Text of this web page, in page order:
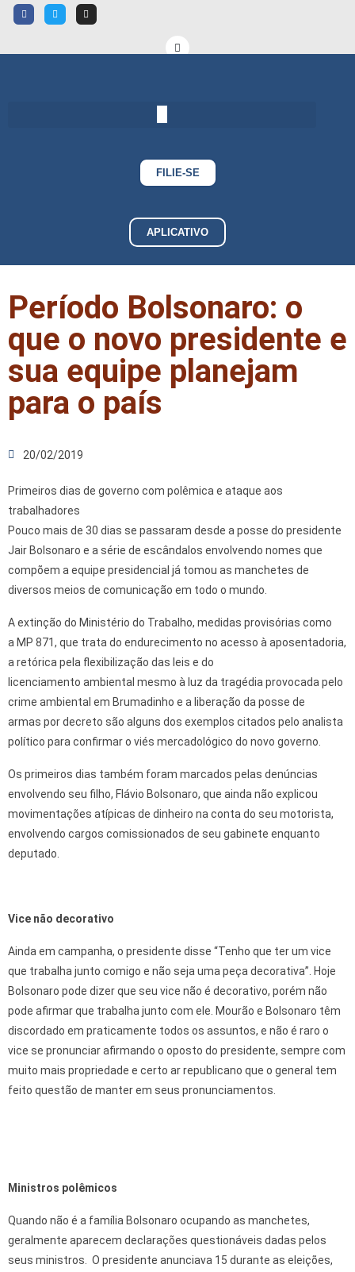
FILIE-SE
APLICATIVO
Período Bolsonaro: o
que o novo presidente e
sua equipe planejam
para o país
20/02/2019
Primeiros dias de governo com polêmica e ataque aos
trabalhadores
Pouco mais de 30 dias se passaram desde a posse do presidente
Jair Bolsonaro e a série de escândalos envolvendo nomes que
compõem a equipe presidencial já tomou as manchetes de
diversos meios de comunicação em todo o mundo.
A extinção do Ministério do Trabalho, medidas provisórias como
a MP 871, que trata do endurecimento no acesso à aposentadoria,
a retórica pela flexibilização das leis e do
licenciamento ambiental mesmo à luz da tragédia provocada pelo
crime ambiental em Brumadinho e a liberação da posse de
armas por decreto são alguns dos exemplos citados pelo analista
político para confirmar o viés mercadológico do novo governo.
Os primeiros dias também foram marcados pelas denúncias
envolvendo seu filho, Flávio Bolsonaro, que ainda não explicou
movimentações atípicas de dinheiro na conta do seu motorista,
envolvendo cargos comissionados de seu gabinete enquanto
deputado.
Vice não decorativo
Ainda em campanha, o presidente disse “Tenho que ter um vice
que trabalha junto comigo e não seja uma peça decorativa”. Hoje
Bolsonaro pode dizer que seu vice não é decorativo, porém não
pode afirmar que trabalha junto com ele. Mourão e Bolsonaro têm
discordado em praticamente todos os assuntos, e não é raro o
vice se pronunciar afirmando o oposto do presidente, sempre com
muito mais propriedade e certo ar republicano que o general tem
feito questão de manter em seus pronunciamentos.
Ministros polêmicos
Quando não é a família Bolsonaro ocupando as manchetes,
geralmente aparecem declarações questionáveis dadas pelos
seus ministros. O presidente anunciava 15 durante as eleições,